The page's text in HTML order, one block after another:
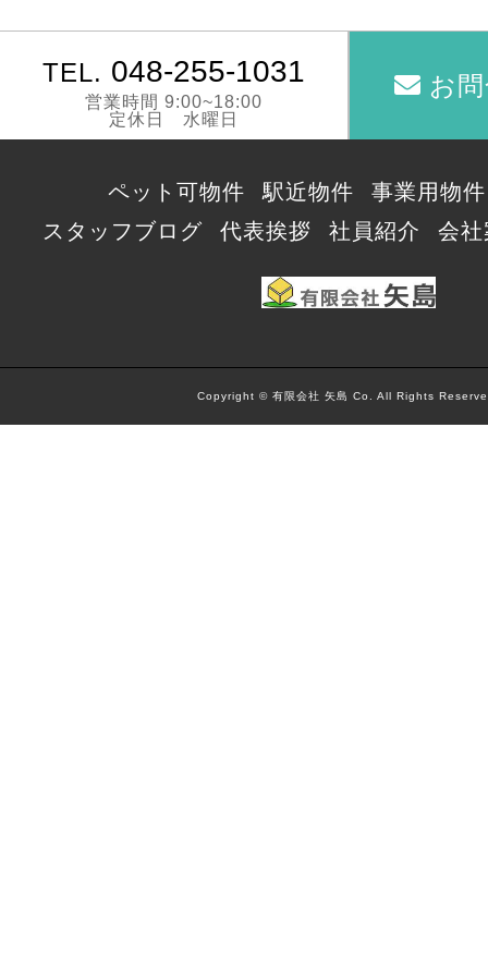
TEL. 048-255-1031
営業時間 9:00~18:00
定休日 水曜日
お
ペット可物件 駅近物件
事業用物件
スタッフブログ
代表挨拶 社員紹介 会
Copyright © 有限会社 矢島 Co. All Rights